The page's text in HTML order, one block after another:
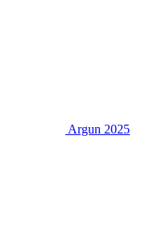
Argun 2025